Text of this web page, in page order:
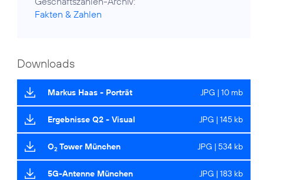
Fakten & Zahlen
Downloads
Markus Haas - Porträt JPG | 10 mb
Ergebnisse Q2 - Visual JPG | 145 kb
O2 Tower München JPG | 534 kb
5G-Antenne München JPG | 183 kb